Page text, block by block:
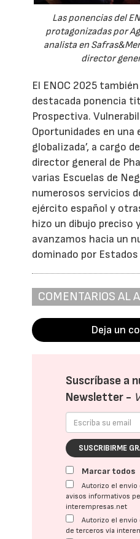
Las ponencias del
protagonizadas por
analista en
director
El ENOC 2025
destacada ponencia
Prospectiva.
Oportunidades en una
globalizada’, a cargo
director general de
varias Escuelas de
numerosos servicios
ejército español y
hizo un dibujo preciso
avanzamos hacia un
dominado por
COMENTARIOS AL
Deja un
Suscríbase a
Newsletter -
SUSCRIBIRME
Marcar todos
Autorizo el
avisos informativos
interempresas.net
Autorizo el
de terceros vía